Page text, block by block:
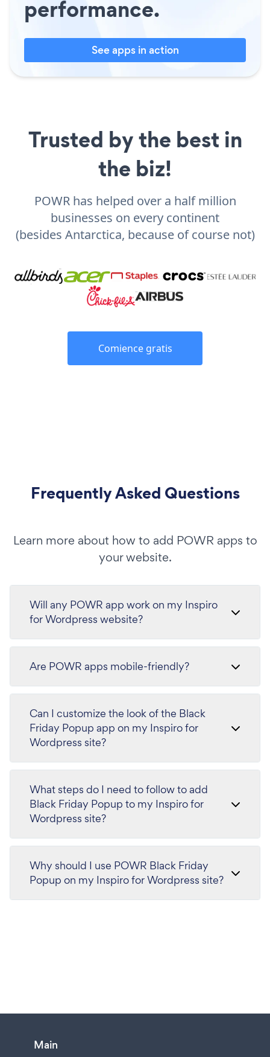
performance.
See apps in action
Trusted by the best in
the biz!
POWR has helped over a half million
businesses on every continent
(besides Antarctica, because of course not)
Comience gratis
Frequently Asked Questions
Learn more about how to add POWR apps to
your website.
Will any POWR app work on my Inspiro
for Wordpress website?
Are POWR apps mobile-friendly?
Can I customize the look of the Black
Friday Popup app on my Inspiro for
Wordpress site?
What steps do I need to follow to add
Black Friday Popup to my Inspiro for
Wordpress site?
Why should I use POWR Black Friday
Popup on my Inspiro for Wordpress site?
Main